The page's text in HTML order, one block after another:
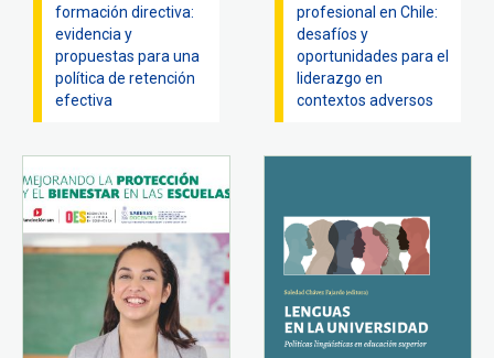
formación directiva:
evidencia y
propuestas para una
política de retención
efectiva
profesional en Chile:
desafíos y
oportunidades para el
liderazgo en
contextos adversos